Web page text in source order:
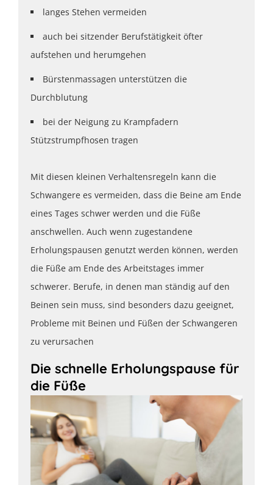
langes Stehen vermeiden
auch bei sitzender Berufstätigkeit öfter
aufstehen und herumgehen
Bürstenmassagen unterstützen die
Durchblutung
bei der Neigung zu Krampfadern
Stützstrumpfhosen tragen
Mit diesen kleinen Verhaltensregeln kann die
Schwangere es vermeiden, dass die Beine am Ende
eines Tages schwer werden und die Füße
anschwellen. Auch wenn zugestandene
Erholungspausen genutzt werden können, werden
die Füße am Ende des Arbeitstages immer
schwerer. Berufe, in denen man ständig auf den
Beinen sein muss, sind besonders dazu geeignet,
Probleme mit Beinen und Füßen der Schwangeren
zu verursachen
Die schnelle Erholungspause für
die Füße